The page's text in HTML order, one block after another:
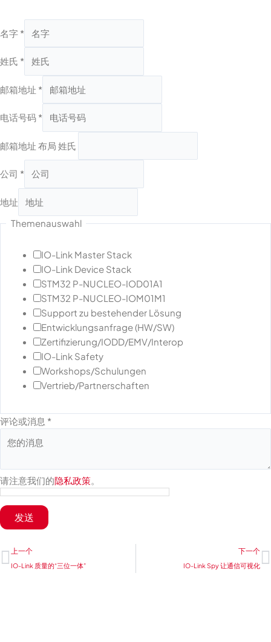
名字 *
姓氏 *
邮箱地址 *
电话号码 *
邮箱地址 布局 姓氏
公司 *
地址
Themenauswahl
IO-Link Master Stack
IO-Link Device Stack
STM32 P-NUCLEO-IOD01A1
STM32 P-NUCLEO-IOM01M1
Support zu bestehender Lösung
Entwicklungsanfrage (HW/SW)
Zertifizierung/IODD/EMV/Interop
IO-Link Safety
Workshops/Schulungen
Vertrieb/Partnerschaften
评论或消息 *
请注意我们的隐私政策。
发送
Prev
上一个
IO-Link 质量的“三位一体”
下一个
IO-Link Spy 让通信可视化